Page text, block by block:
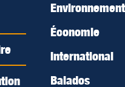
Environnement
Économie
International
Balados